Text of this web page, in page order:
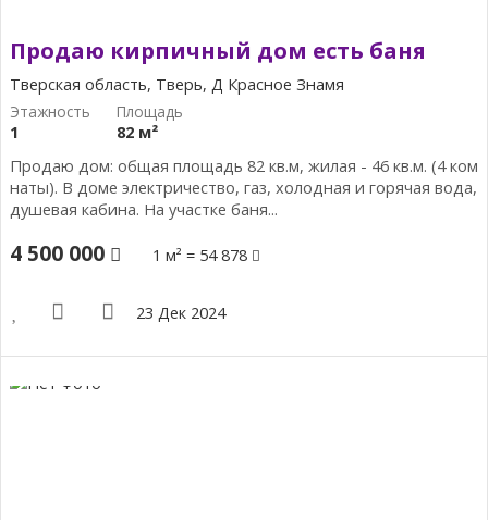
Продаю кирпичный дом есть баня
Тверская область, Тверь, Д Красное Знамя
1
82 м²
Продаю дом: общая площадь 82 кв.м, жилая - 46 кв.м. (4 ком
наты). В доме электричество, газ, холодная и горячая вода,
душевая кабина. На участке баня...
4 500 000 1 м² = 54 878
23 Дек 2024